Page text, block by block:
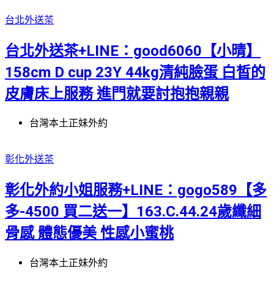
台北外送茶
台北外送茶+LINE：good6060【小晴】
158cm D cup 23Y 44kg清純臉蛋 白皙的
皮膚床上服務 進門就要討抱抱親親
台灣本土正妹外約
彰化外送茶
彰化外約小姐服務+LINE：gogo589【多
多-4500 買二送一】163.C.44.24歲纖細
骨感 體態優美 性感小蜜桃
台灣本土正妹外約